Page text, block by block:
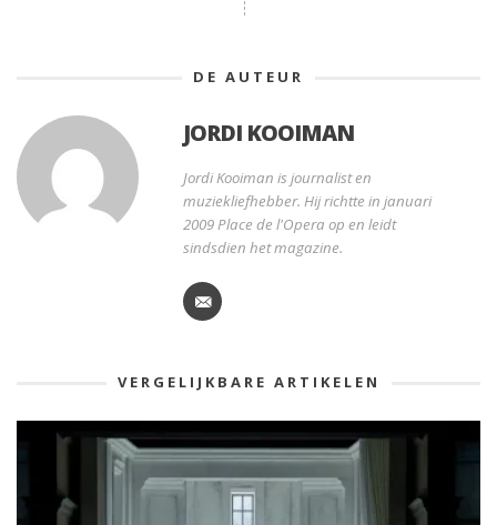
DE AUTEUR
JORDI KOOIMAN
Jordi Kooiman is journalist en
muziekliefhebber. Hij richtte in januari
2009 Place de l'Opera op en leidt
sindsdien het magazine.
VERGELIJKBARE ARTIKELEN